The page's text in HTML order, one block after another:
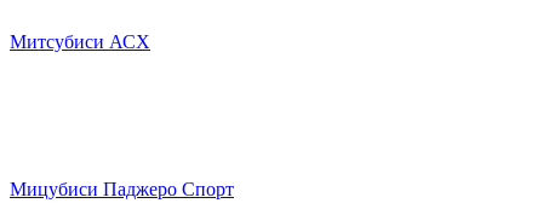
Митсубиси АСХ
Мицубиси Паджеро Спорт